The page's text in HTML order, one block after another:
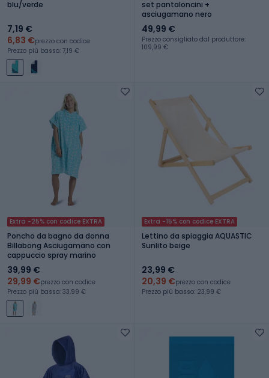
blu/verde
7,19 €
6,83 €prezzo con codice
Prezzo più basso: 7,19 €
set pantaloncini +
asciugamano nero
49,99 €
Prezzo consigliato dal produttore:
109,99 €
Extra -25% con codice EXTRA
Poncho da bagno da donna
Billabong Asciugamano con
cappuccio spray marino
39,99 €
29,99 €prezzo con codice
Prezzo più basso: 33,99 €
Extra -15% con codice EXTRA
Lettino da spiaggia AQUASTIC
Sunlito beige
23,99 €
20,39 €prezzo con codice
Prezzo più basso: 23,99 €